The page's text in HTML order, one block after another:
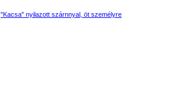
"Kacsa" nyilazott szárnnyal, öt személyre